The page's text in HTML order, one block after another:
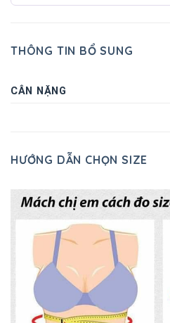
THÔNG TIN BỔ SUNG
CÂN NẶNG
HƯỚNG DẪN CHỌN SIZE